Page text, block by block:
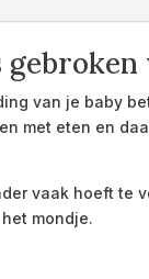
van je baby
met eten en
vaak hoeft te
mondje.